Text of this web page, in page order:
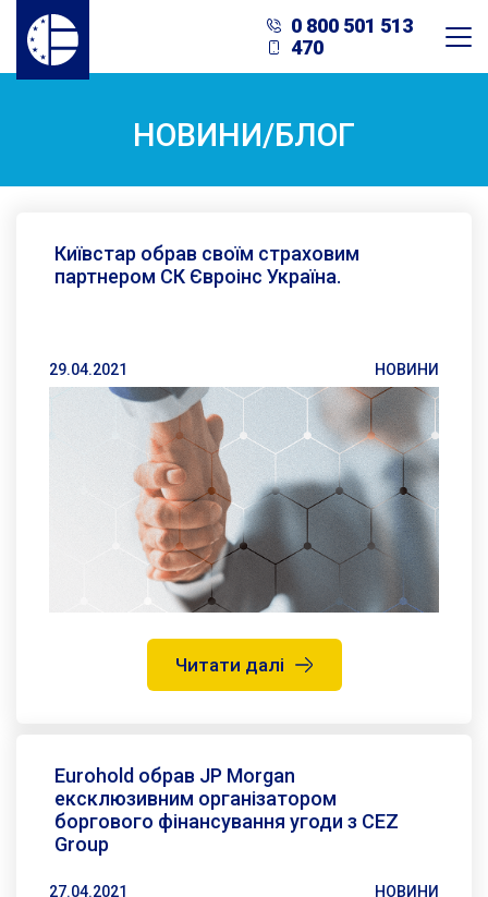
0 800 501 513
470
НОВИНИ/БЛОГ
Київстар обрав своїм страховим
партнером СК Євроінс Україна.
29.04.2021 НОВИНИ
Читати далі
Eurohold обрав JP Morgan
ексклюзивним організатором
боргового фінансування угоди з CEZ
Group
27.04.2021 НОВИНИ